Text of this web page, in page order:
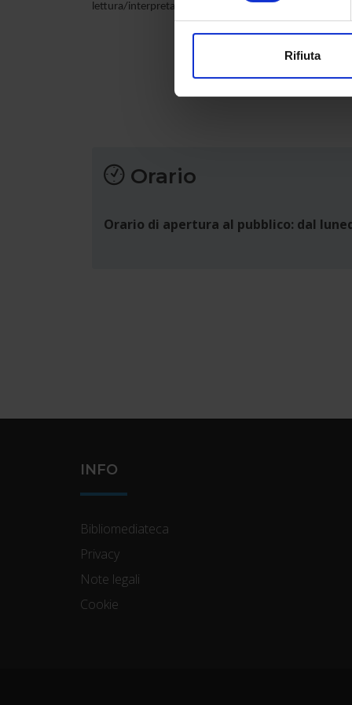
Utilizziamo i cookie per
Rifiuta
lettura/interpretazione di testi.
Orario
Orario di apertura al pubblico: dal
INFO
Bibliomediateca
Privacy
Note legali
Cookie